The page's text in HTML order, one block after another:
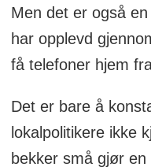
Men det er også
har opplevd
få telefoner hjem
Det er bare å
lokalpolitikere ikke
bekker små gjør